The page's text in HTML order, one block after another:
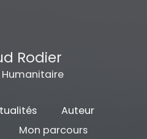
Rodier
Auteur
Mon parcours